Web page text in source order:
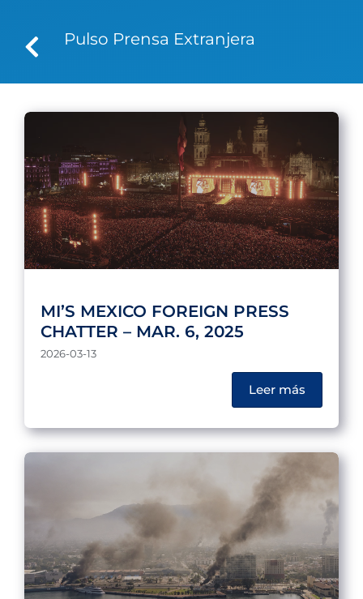
Pulso Prensa Extranjera
MI’S MEXICO FOREIGN PRESS
CHATTER – MAR. 6, 2025
2026-03-13
Leer más